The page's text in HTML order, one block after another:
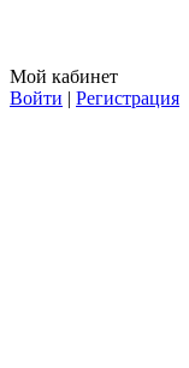
Мой кабинет
Войти | Регистрация